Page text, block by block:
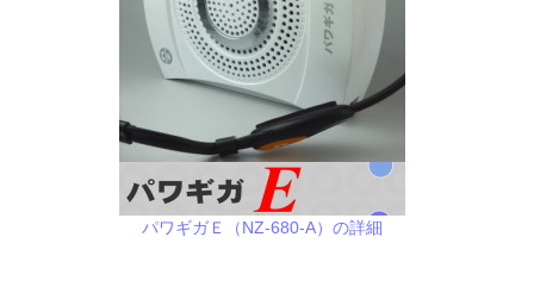
パワギガＥ（NZ-680-A）の詳細